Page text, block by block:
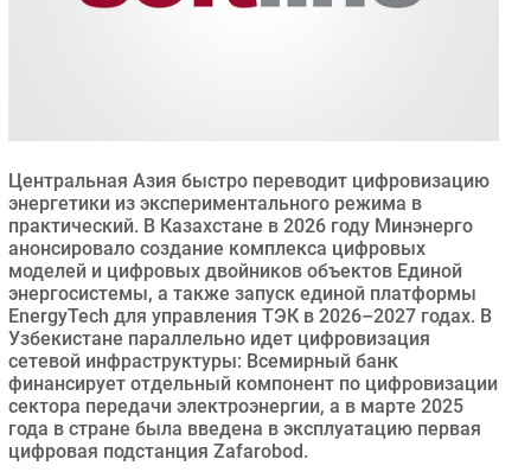
Регулирование
Инновации
CIO/Управление ИТ
Гаджеты
Здоровье
РАЗДЕЛЫ
Новости
Аналитика
Интервью
Мероприятия
Центральная Азия быстро переводит цифровизацию
энергетики из экспериментального режима в
практический. В Казахстане в 2026 году Минэнерго
анонсировало создание комплекса цифровых
моделей и цифровых двойников объектов Единой
энергосистемы, а также запуск единой платформы
EnergyTech для управления ТЭК в 2026–2027 годах. В
Узбекистане параллельно идет цифровизация
сетевой инфраструктуры: Всемирный банк
финансирует отдельный компонент по цифровизации
сектора передачи электроэнергии, а в марте 2025
года в стране была введена в эксплуатацию первая
цифровая подстанция Zafarobod.